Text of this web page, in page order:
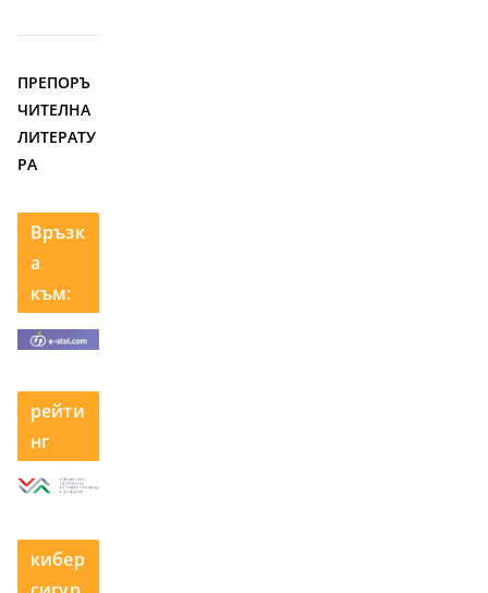
ПРЕПОРЪ
ЧИТЕЛНА
ЛИТЕРАТУ
РА
Връзк
а
към:
рейти
нг
кибер